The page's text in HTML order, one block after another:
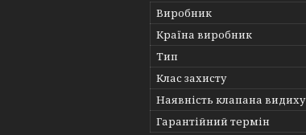
Виробник
Країна виробник
Тип
Клас захисту
Наявність клапана видиху
Гарантійний термін